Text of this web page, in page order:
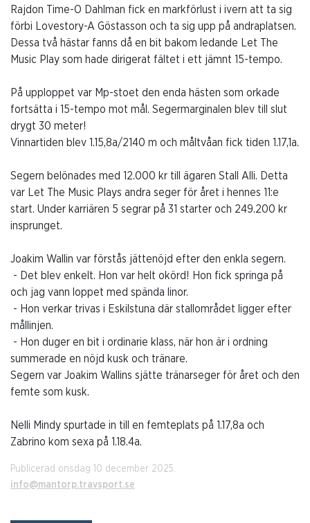
Rajdon Time-O Dahlman fick en markförlust i ivern att ta sig
förbi Lovestory-A Göstasson och ta sig upp på andraplatsen.
Dessa två hästar fanns då en bit bakom ledande Let The
Music Play som hade dirigerat fältet i ett jämnt 15-tempo.
På upploppet var Mp-stoet den enda hästen som orkade
fortsätta i 15-tempo mot mål. Segermarginalen blev till slut
drygt 30 meter!
Vinnartiden blev 1.15,8a/2140 m och måltvåan fick tiden 1.17,1a.
Segern belönades med 12.000 kr till ägaren Stall Alli. Detta
var Let The Music Plays andra seger för året i hennes 11:e
start. Under karriären 5 segrar på 31 starter och 249.200 kr
insprunget.
Joakim Wallin var förstås jättenöjd efter den enkla segern.
- Det blev enkelt. Hon var helt okörd! Hon fick springa på
och jag vann loppet med spända linor.
- Hon verkar trivas i Eskilstuna där stallområdet ligger efter
mållinjen.
- Hon duger en bit i ordinarie klass, när hon är i ordning
summerade en nöjd kusk och tränare.
Segern var Joakim Wallins sjätte tränarseger för året och den
femte som kusk.
Nelli Mindy spurtade in till en femteplats på 1.17,8a och
Zabrino kom sexa på 1.18.4a.
Publicerad onsdag 10 december 2025.
info@mantorp.travsport.se